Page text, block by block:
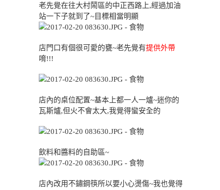
老先覺在往大村鬧區的中正西路上,經過加油
站一下子就到了~目標相當明顯
店門口有個很可愛的甕~老先覺有提供外帶
唷!!!
店內的桌位配置~基本上都一人一爐~迷你的
瓦斯爐,但火不會太大,我覺得蠻安全的
飲料和醬料的自助區~
店內改用不鏽鋼筷所以要小心燙傷~我也覺得